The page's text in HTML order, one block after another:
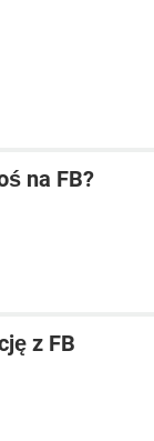
na FB?
z FB